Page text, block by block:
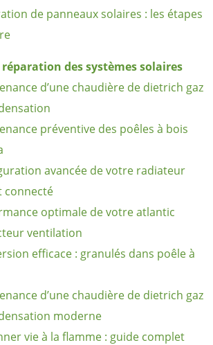
de panneaux solaires : les étapes
des systèmes solaires
d’une chaudière de dietrich gaz
préventive des poêles à bois
avancée de votre radiateur
connecté
optimale de votre atlantic
ventilation
efficace : granulés dans poêle à
d’une chaudière de dietrich gaz
moderne
vie à la flamme : guide complet